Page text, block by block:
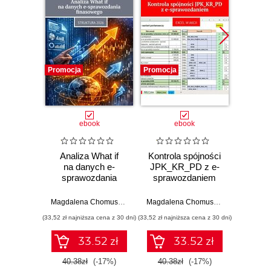
Promocja
ebook
Analiza What if
na danych e-
sprawozdania
(33,52 zł najniższa cena z 30 dni)
33.52 zł
40.38zł (-17%)
Promocja
ebook
Kontrola spójności
JPK_KR_PD z e-
sprawozdaniem
Magdalena Chomuszko
(33,52 zł najniższa cena z 30 dni)
33.52 zł
40.38zł (-17%)